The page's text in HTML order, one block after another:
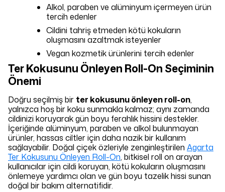
Alkol, paraben ve alüminyum içermeyen ürün
tercih edenler
Cildini tahriş etmeden kötü kokuların
oluşmasını azaltmak isteyenler
Vegan kozmetik ürünlerini tercih edenler
Ter Kokusunu Önleyen Roll-On Seçiminin
Önemi
Doğru seçilmiş bir ter kokusunu önleyen roll-on,
yalnızca hoş bir koku sunmakla kalmaz; aynı zamanda
cildinizi koruyarak gün boyu ferahlık hissini destekler.
İçeriğinde alüminyum, paraben ve alkol bulunmayan
ürünler, hassas ciltler için daha nazik bir kullanım
sağlayabilir. Doğal çiçek özleriyle zenginleştirilen Agarta
Ter Kokusunu Önleyen Roll-On, bitkisel roll on arayan
kullanıcılar için cildi koruyan, kötü kokuların oluşmasını
önlemeye yardımcı olan ve gün boyu tazelik hissi sunan
doğal bir bakım alternatifidir.